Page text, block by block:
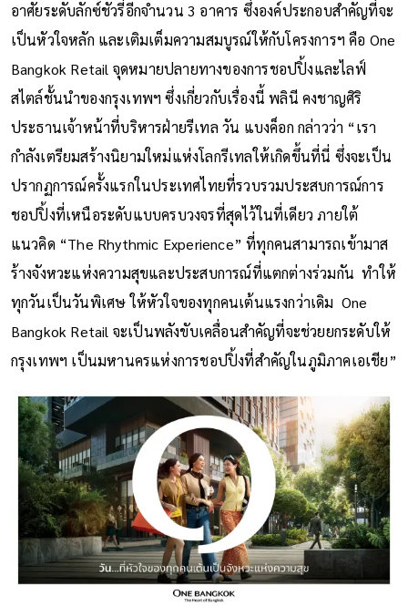
อาศัยระดับลักซ์ชัวรี่อีกจำนวน 3 อาคาร ซึ่งองค์ประกอบสำคัญที่จะ
เป็นหัวใจหลัก และเติมเต็มความสมบูรณ์ให้กับโครงการฯ คือ One
Bangkok Retail จุดหมายปลายทางของการชอปปิ้งและไลฟ์
สไตล์ชั้นนำของกรุงเทพฯ ซึ่งเกี่ยวกับเรื่องนี้ พลินี คงชาญศิริ
ประธานเจ้าหน้าที่บริหารฝ่ายรีเทล วัน แบงค็อก กล่าวว่า “เรา
กำลังเตรียมสร้างนิยามใหม่แห่งโลกรีเทลให้เกิดขึ้นที่นี่ ซึ่งจะเป็น
ปรากฏการณ์ครั้งแรกในประเทศไทยที่รวบรวมประสบการณ์การ
ชอปปิ้งที่เหนือระดับแบบครบวงจรที่สุดไว้ในที่เดียว ภายใต้
แนวคิด “The Rhythmic Experience” ที่ทุกคนสามารถเข้ามาส
ร้างจังหวะแห่งความสุขและประสบการณ์ที่แตกต่างร่วมกัน ทำให้
ทุกวันเป็นวันพิเศษ ให้หัวใจของทุกคนเต้นแรงกว่าเดิม One
Bangkok Retail จะเป็นพลังขับเคลื่อนสำคัญที่จะช่วยยกระดับให้
กรุงเทพฯ เป็นมหานครแห่งการชอปปิ้งที่สำคัญในภูมิภาคเอเชีย”